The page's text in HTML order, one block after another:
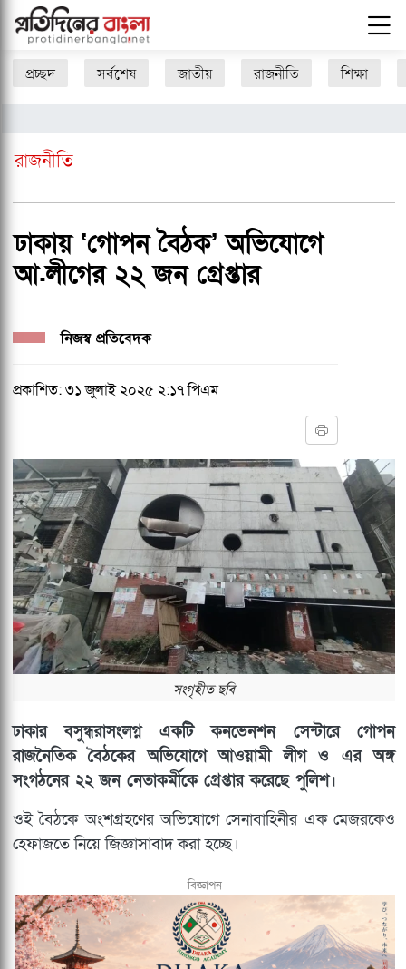
প্রচ্ছদ সর্বশেষ জাতীয় রাজনীতি শিক্ষা
রাজনীতি
ঢাকায় ‘গোপন বৈঠক’ অভিযোগে
আ.লীগের ২২ জন গ্রেপ্তার
নিজস্ব প্রতিবেদক
প্রকাশিত: ৩১ জুলাই ২০২৫ ২:১৭ পিএম
সংগৃহীত ছবি
ঢাকার বসুন্ধরাসংলগ্ন একটি কনভেনশন সেন্টারে গোপন
রাজনৈতিক বৈঠকের অভিযোগে আওয়ামী লীগ ও এর অঙ্গ
সংগঠনের ২২ জন নেতাকর্মীকে গ্রেপ্তার করেছে পুলিশ।
ওই বৈঠকে অংশগ্রহণের অভিযোগে সেনাবাহিনীর এক মেজরকেও
হেফাজতে নিয়ে জিজ্ঞাসাবাদ করা হচ্ছে।
বিজ্ঞাপন